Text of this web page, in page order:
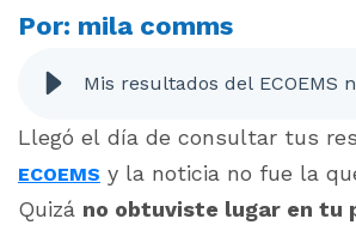
Por: mila comms
Llegó el día de consultar tus
ECOEMS y la noticia no fue la
Quizá no obtuviste lugar en tu